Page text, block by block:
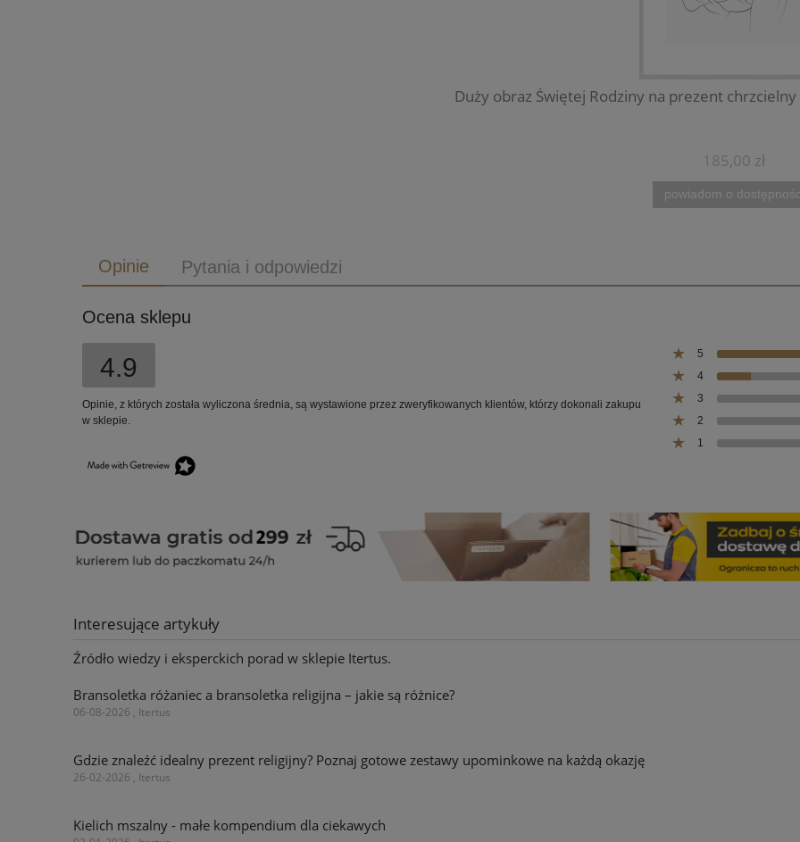
Duży obraz Świętej Rodziny na prezent
185,00 zł
powiadom o
Opinie Pytania i odpowiedzi
Ocena sklepu
4.9
Opinie, z których została wyliczona średnia, są wystawione przez zweryfikowanych klientów, którzy dokonali zakupu
w sklepie.
5
4
3
2
1
Interesujące artykuły
Źródło wiedzy i eksperckich porad w sklepie Itertus.
Bransoletka różaniec a bransoletka religijna – jakie są różnice?
06-08-2026 , Itertus
Gdzie znaleźć idealny prezent religijny? Poznaj gotowe zestawy upominkowe na każdą okazję
26-02-2026 , Itertus
Kielich mszalny - małe kompendium dla ciekawych